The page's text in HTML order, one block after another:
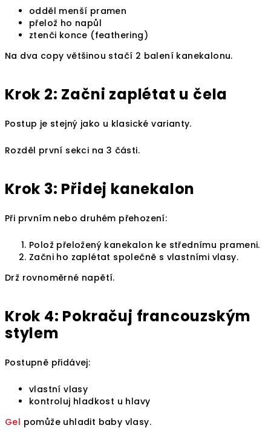
odděl menší pramen
přelož ho napůl
ztenči konce (feathering)
Na dva copy většinou stačí 2 balení kanekalonu.
Krok 2: Začni zaplétat u čela
Postup je stejný jako u klasické varianty.
Rozděl první sekci na 3 části.
Krok 3: Přidej kanekalon
Při prvním nebo druhém přehození:
Polož přeložený kanekalon ke střednímu prameni.
Začni ho zaplétat společně s vlastními vlasy.
Drž rovnoměrné napětí.
Krok 4: Pokračuj francouzským
stylem
Postupně přidávej:
vlastní vlasy
kontroluj hladkost u hlavy
Gel pomůže uhladit baby vlasy.